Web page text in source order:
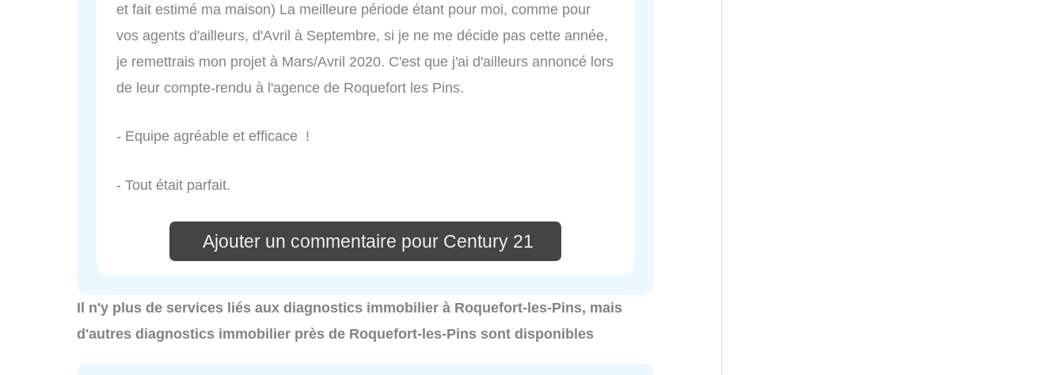
et fait estimé ma maison) La meilleure période étant pour moi, comme pour
vos agents d'ailleurs, d'Avril à Septembre, si je ne me décide pas cette année,
je remettrais mon projet à Mars/Avril 2020. C'est que j'ai d'ailleurs annoncé lors
de leur compte-rendu à l'agence de Roquefort les Pins.
- Equipe agréable et efficace !
- Tout était parfait.
Ajouter un commentaire pour Century 21
Il n'y plus de services liés aux diagnostics immobilier à Roquefort-les-Pins, mais
d'autres diagnostics immobilier près de Roquefort-les-Pins sont disponibles